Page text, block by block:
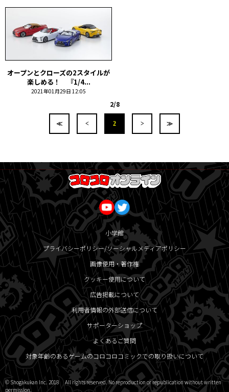
オープンとクローズの2スタイルが
楽しめる！ 『1/4...
2021年01月29日 12:05
2/8
≪ < 2 > ≫
小学館
プライバシーポリシー/ソーシャルメディアポリシー
画像使用・著作権
クッキー使用について
広告掲載について
利用者情報の外部送信について
サポーターショップ
よくあるご質問
対象年齢のあるゲームのコロコロコミックでの取り扱いについて
© Shogakukan Inc. 2018 All rights reserved. No reproduction or republication without written
permission.